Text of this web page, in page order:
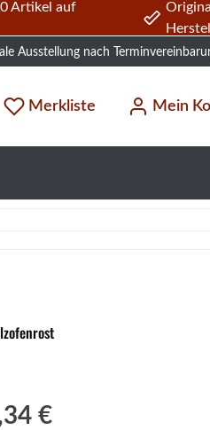
Artikel auf
Ausstellung nach
Merkliste Mein
Preis:
€